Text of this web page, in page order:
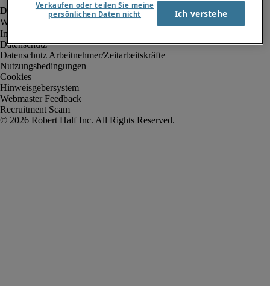
Impressum
Datenschutz
Datenschutz Arbeitnehmer/Zeitarbeitskräfte
Nutzungsbedingungen
Cookies
Hinweisgebersystem
Webmaster Feedback
Recruitment Scam
Verkaufen oder teilen Sie meine
persönlichen Daten nicht
Ich verstehe